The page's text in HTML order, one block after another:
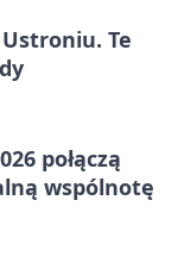
Te
połączą
wspólnotę